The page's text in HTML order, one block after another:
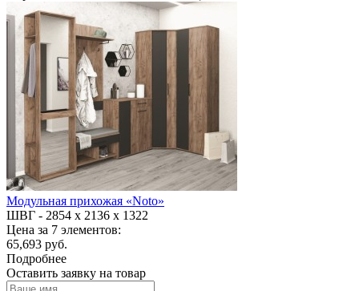
Модульная прихожая «Noto»
ШВГ - 2854 х 2136 х 1322
Цена за 7 элементов:
65,693 руб.
Подробнее
Оставить заявку на товар